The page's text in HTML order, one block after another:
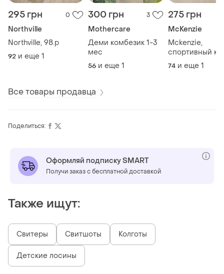
295 грн 0
Northville
Northville, 98.р
92 и еще 1
300 грн 3
Mothercare
Деми комбезик 1-3
мес
56 и еще 1
275 грн
McKenzie
Mckenzie,
спортивный
для девочки
74 и еще 1
Все товары продавца
Поделиться:
Оформляй подписку SMART
Получи заказ с бесплатной доставкой
Также ищут:
Свитеры Свитшоты Колготы
Детские лосины